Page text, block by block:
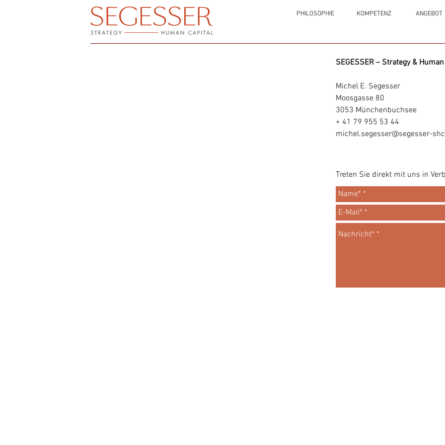
PHILOSOPHIE KOMPETENZ ANGEBOT
SEGESSER – Strategy &
Michel E. Segesser
Moosgasse 80
3053 Münchenbuchsee
+ 41 79 955 53 44
michel.segesser@segesser-
Treten Sie direkt mit uns in